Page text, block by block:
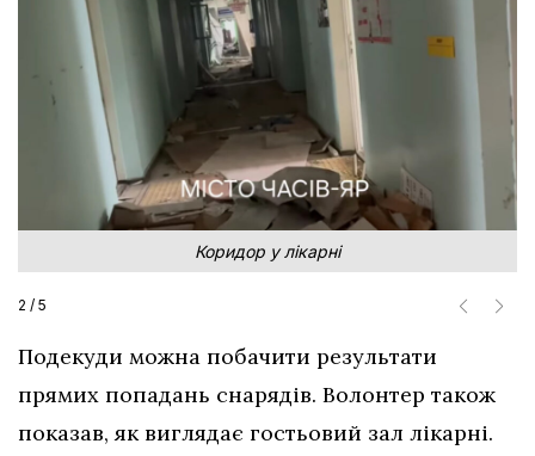
Коридор у лікарні
2 / 5
Подекуди можна побачити результати
прямих попадань снарядів. Волонтер також
показав, як виглядає гостьовий зал лікарні.